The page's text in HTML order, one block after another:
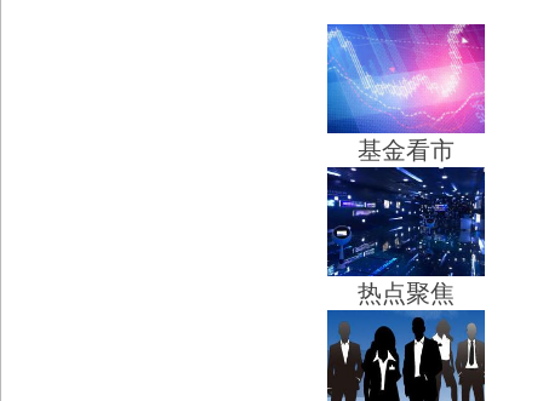
基金看市
热点聚焦